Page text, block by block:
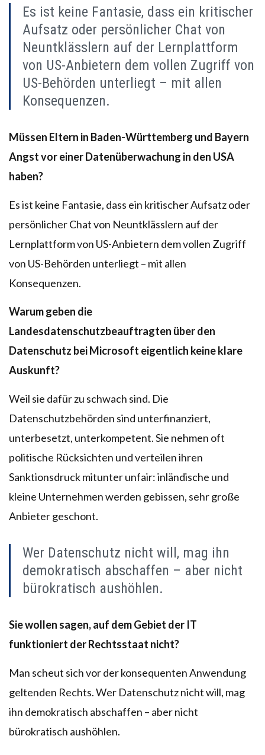
Es ist keine Fantasie, dass ein kritischer
Aufsatz oder persönlicher Chat von
Neuntklässlern auf der Lernplattform
von US-Anbietern dem vollen Zugriff von
US-Behörden unterliegt – mit allen
Konsequenzen.
Müssen Eltern in Baden-Württemberg und Bayern
Angst vor einer Datenüberwachung in den USA
haben?
Es ist keine Fantasie, dass ein kritischer Aufsatz oder
persönlicher Chat von Neuntklässlern auf der
Lernplattform von US-Anbietern dem vollen Zugriff
von US-Behörden unterliegt – mit allen
Konsequenzen.
Warum geben die
Landesdatenschutzbeauftragten über den
Datenschutz bei Microsoft eigentlich keine klare
Auskunft?
Weil sie dafür zu schwach sind. Die
Datenschutzbehörden sind unterfinanziert,
unterbesetzt, unterkompetent. Sie nehmen oft
politische Rücksichten und verteilen ihren
Sanktionsdruck mitunter unfair: inländische und
kleine Unternehmen werden gebissen, sehr große
Anbieter geschont.
Wer Datenschutz nicht will, mag ihn
demokratisch abschaffen – aber nicht
bürokratisch aushöhlen.
Sie wollen sagen, auf dem Gebiet der IT
funktioniert der Rechtsstaat nicht?
Man scheut sich vor der konsequenten Anwendung
geltenden Rechts. Wer Datenschutz nicht will, mag
ihn demokratisch abschaffen – aber nicht
bürokratisch aushöhlen.